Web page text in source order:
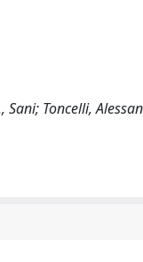
Sani; Toncelli,